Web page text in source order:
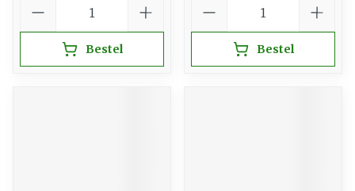
Bestel Bestel